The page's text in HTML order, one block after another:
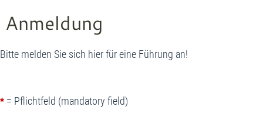
Anmeldung
Bitte melden Sie sich hier für eine Führung an!
* = Pflichtfeld (mandatory field)